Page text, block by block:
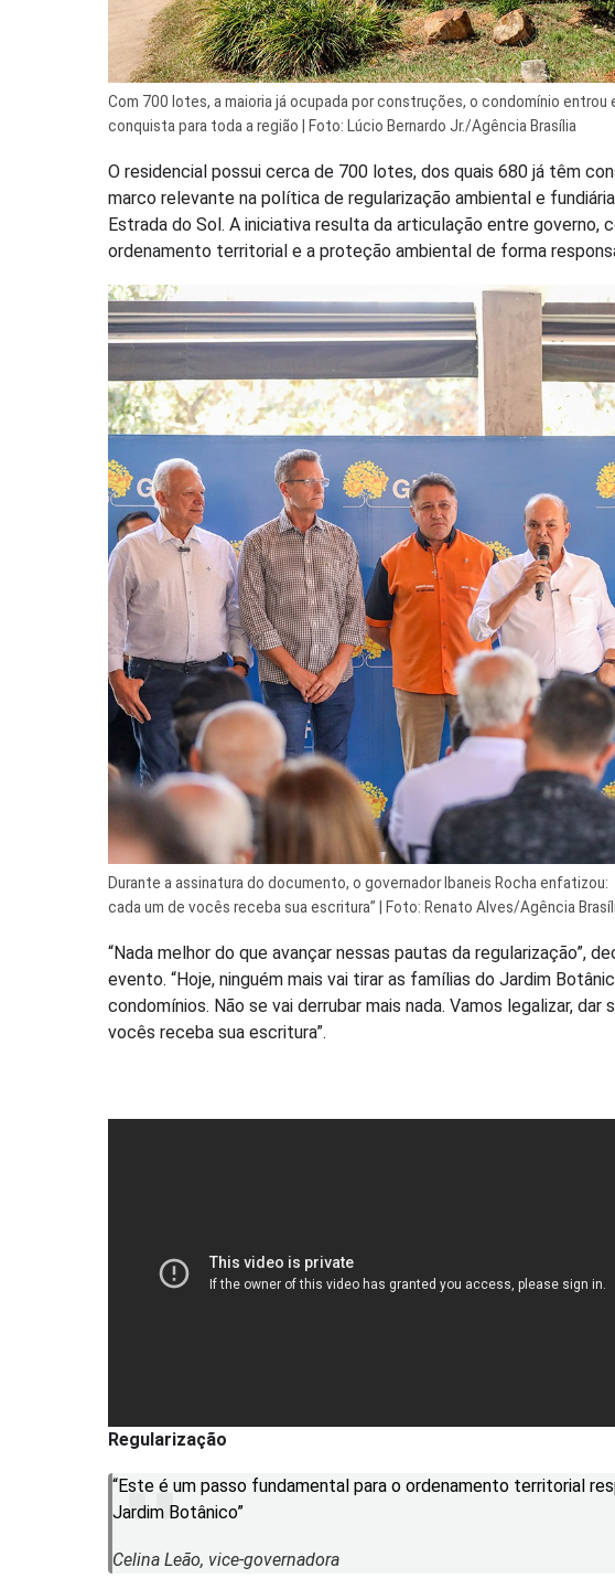
Com 700 lotes, a maioria já ocupada por construções, o condomínio entrou
conquista para toda a região | Foto: Lúcio Bernardo Jr./Agência Brasília
O residencial possui cerca de 700 lotes, dos quais 680 já têm
marco relevante na política de regularização ambiental e
Estrada do Sol. A iniciativa resulta da articulação entre governo,
ordenamento territorial e a proteção ambiental de forma
Durante a assinatura do documento, o governador Ibaneis Rocha
cada um de vocês receba sua escritura” | Foto: Renato Alves/Agência
“Nada melhor do que avançar nessas pautas da regularização”,
evento. “Hoje, ninguém mais vai tirar as famílias do Jardim
condomínios. Não se vai derrubar mais nada. Vamos legalizar,
vocês receba sua escritura”.
Regularização
“Este é um passo fundamental para o ordenamento territorial
Jardim Botânico”
Celina Leão, vice-governadora